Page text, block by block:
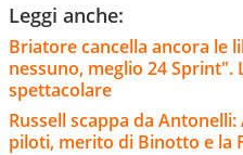
Leggi anche:
Briatore cancella ancora le
nessuno, meglio 24 Sprint".
spettacolare
Russell scappa da
piloti, merito di Binotto e la